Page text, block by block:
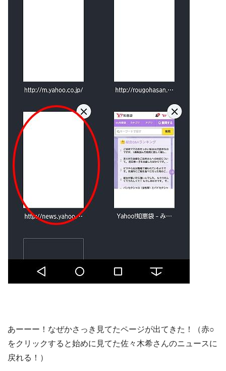
あーーー！なぜかさっき見てたページが出てきた！（赤○
をクリックすると始めに見てた佐々木希さんのニュースに
戻れる！）